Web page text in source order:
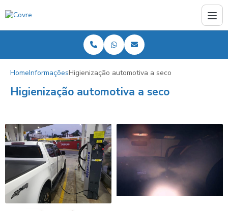
HomeInformaçõesHigienização automotiva a seco
Higienização automotiva a seco